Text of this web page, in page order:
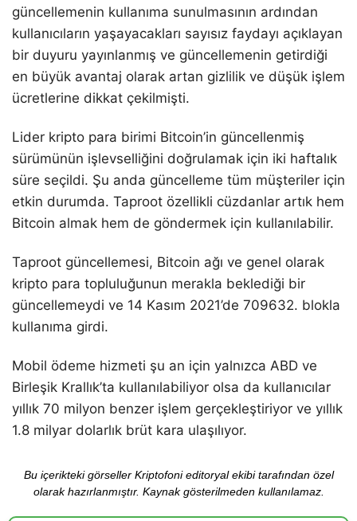
güncellemenin kullanıma sunulmasının ardından
kullanıcıların yaşayacakları sayısız faydayı açıklayan
bir duyuru yayınlanmış ve güncellemenin getirdiği
en büyük avantaj olarak artan gizlilik ve düşük işlem
ücretlerine dikkat çekilmişti.
Lider kripto para birimi Bitcoin’in güncellenmiş
sürümünün işlevselliğini doğrulamak için iki haftalık
süre seçildi. Şu anda güncelleme tüm müşteriler için
etkin durumda. Taproot özellikli cüzdanlar artık hem
Bitcoin almak hem de göndermek için kullanılabilir.
Taproot güncellemesi, Bitcoin ağı ve genel olarak
kripto para topluluğunun merakla beklediği bir
güncellemeydi ve 14 Kasım 2021’de 709632. blokla
kullanıma girdi.
Mobil ödeme hizmeti şu an için yalnızca ABD ve
Birleşik Krallık’ta kullanılabiliyor olsa da kullanıcılar
yıllık 70 milyon benzer işlem gerçekleştiriyor ve yıllık
1.8 milyar dolarlık brüt kara ulaşılıyor.
Bu içerikteki görseller Kriptofoni editoryal ekibi tarafından özel
olarak hazırlanmıştır. Kaynak gösterilmeden kullanılamaz.